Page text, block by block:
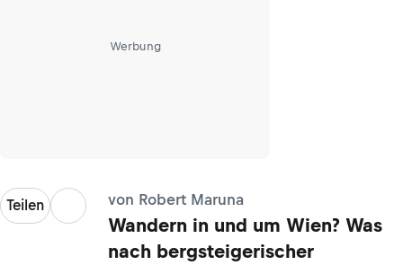
Werbung
Teilen von Robert Maruna
Wandern in und um Wien? Was
nach bergsteigerischer